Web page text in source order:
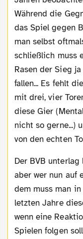
Während die
das Spiel gegen
man selbst
schließlich muss
Rasen der Sieg
fallen... Es fehlt
mit drei, vier
diese Gier
nicht so gerne...)
von den echten
Der BVB unterlag letztendlich den Kölnern mit 3:2,
aber wer nun auf
dem muss man
letzten Jahre
wenn eine
Spielen folgen